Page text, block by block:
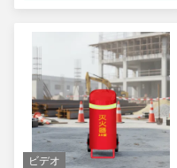
5°C~55°C GA86-2009
標準 ミニ 自動車 キッチ
ン用 消火器
ビデオ